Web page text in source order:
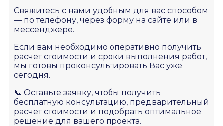
Свяжитесь с нами удобным для вас способом
— по телефону, через форму на сайте или в
мессенджере.
Если вам необходимо оперативно получить
расчет стоимости и сроки выполнения работ,
мы готовы проконсультировать Вас уже
сегодня.
📞 Оставьте заявку, чтобы получить
бесплатную консультацию, предварительный
расчет стоимости и подобрать оптимальное
решение для вашего проекта.